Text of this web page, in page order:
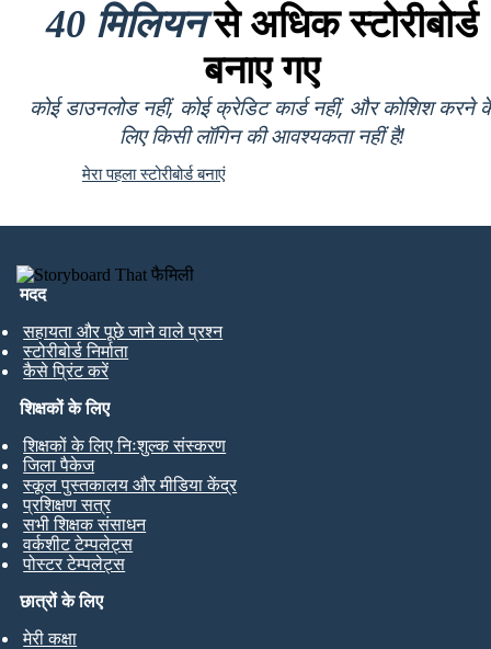
40 मिलियनसे अधिक स्टोरीबोर्ड
बनाए गए
कोई डाउनलोड नहीं, कोई क्रेडिट कार्ड नहीं, और कोशिश करने
लिए किसी लॉगिन की आवश्यकता नहीं है!
मेरा पहला स्टोरीबोर्ड बनाएं
मदद
सहायता और पूछे जाने वाले प्रश्न
स्टोरीबोर्ड निर्माता
कैसे प्रिंट करें
छात्रों के लिए
मेरी कक्षा
शिक्षकों के लिए
शिक्षकों के लिए निःशुल्क संस्करण
जिला पैकेज
स्कूल पुस्तकालय और मीडिया केंद्र
प्रशिक्षण सत्र
सभी शिक्षक संसाधन
वर्कशीट टेम्पलेट्स
पोस्टर टेम्पलेट्स